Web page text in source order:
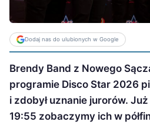
Dodaj nas do ulubionych w Google
Brendy Band z Nowego
programie Disco Star 2026
i zdobył uznanie jurorów.
19:55 zobaczymy ich w